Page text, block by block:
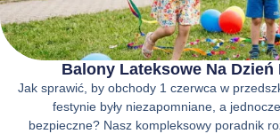
Balony Lateksowe Na Dzień
Jak sprawić, by obchody 1 czerwca w
festynie były niezapomniane, a
bezpieczne? Nasz kompleksowy poradnik